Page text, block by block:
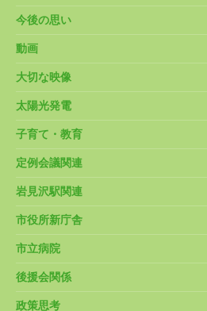
今後の思い
動画
大切な映像
太陽光発電
子育て・教育
定例会議関連
岩見沢駅関連
市役所新庁舎
市立病院
後援会関係
政策思考